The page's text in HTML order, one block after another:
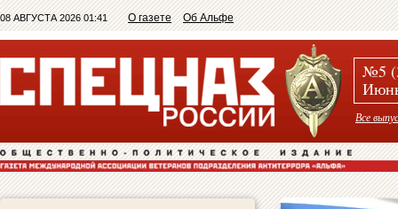
08 АВГУСТА 2026 01:41 О газете Об Альфе
№5
Все